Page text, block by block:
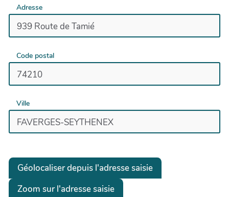
Adresse
Code postal
Ville
Géolocaliser depuis l'adresse saisie
Zoom sur l'adresse saisie